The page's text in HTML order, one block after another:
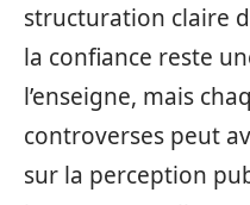
structuration claire
la confiance reste
l’enseigne, mais
controverses peut
sur la perception